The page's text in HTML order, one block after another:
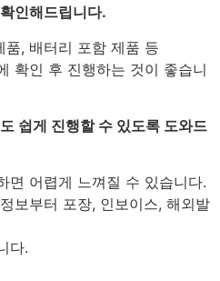
인해드립니다.
품, 배터리 포함 제품 등
확인 후 진행하는 것이 좋습니
쉽게 진행할 수 있도록 도와드
면 어렵게 느껴질 수 있습니다.
보부터 포장, 인보이스, 해외발
다.